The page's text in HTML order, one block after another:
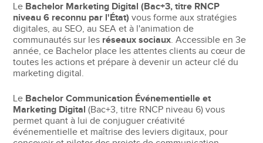
Le Bachelor Marketing Digital (Bac+3, titre RNCP
niveau 6 reconnu par l'État) vous forme aux stratégies
digitales, au SEO, au SEA et à l'animation de
communautés sur les réseaux sociaux. Accessible en 3e
année, ce Bachelor place les attentes clients au cœur de
toutes les actions et prépare à devenir un acteur clé du
marketing digital.
Le Bachelor Communication Événementielle et
Marketing Digital (Bac+3, titre RNCP niveau 6) vous
permet quant à lui de conjuguer créativité
événementielle et maîtrise des leviers digitaux, pour